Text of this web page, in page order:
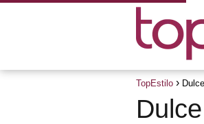
TopEstilo